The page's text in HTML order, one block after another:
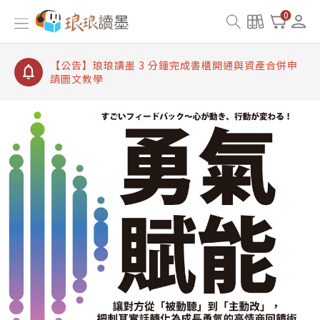
0
【公告】琅琅讀墨書櫃開通常見問題
【公告】琅琅讀墨 3 分鐘完成書櫃開通與資產合併申
【公告】琅琅書店服務升級重要說明及資產合併結果
查詢